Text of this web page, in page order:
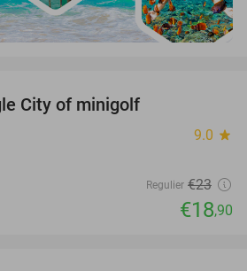
City of minigolf
9.0 star
Regulier €23
€18,90